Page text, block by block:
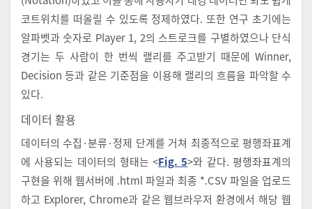
코트위치를 떠올릴 수 있도록 정제하였다. 또한 연구 초기에는
알파벳과 숫자로 Player 1, 2의 스트로크를 구별하였으나 단식
경기는 두 사람이 한 번씩 랠리를 주고받기 때문에 Winner,
Decision 등과 같은 기준점을 이용해 랠리의 흐름을 파악할 수
있다.
데이터 활용
데이터의 수집·분류·정제 단계를 거쳐 최종적으로 평행좌표계
에 사용되는 데이터의 형태는 <Fig. 5>와 같다. 평행좌표계의
구현을 위해 웹서버에 .html 파일과 최종 *.CSV 파일을 업로드
하고 Explorer, Chrome과 같은 웹브라우저 환경에서 해당 웹